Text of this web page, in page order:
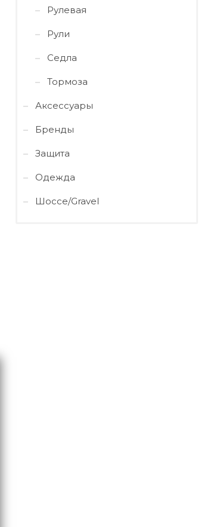
Рулевая
Рули
Седла
Тормоза
Аксессуары
Бренды
Защита
Одежда
Шоссе/Gravel